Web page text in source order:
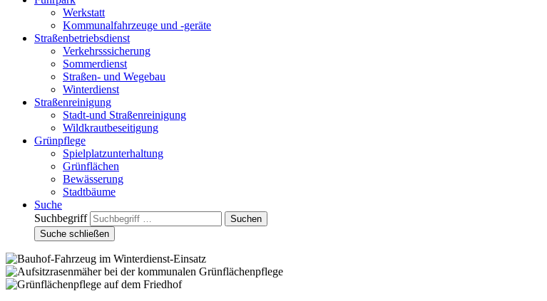
Werkstatt
Kommunalfahrzeuge und -geräte
Straßenbetriebsdienst
Verkehrsssicherung
Sommerdienst
Straßen- und Wegebau
Winterdienst
Straßenreinigung
Stadt-und Straßenreinigung
Wildkrautbeseitigung
Grünpflege
Spielplatzunterhaltung
Grünflächen
Bewässerung
Stadtbäume
Suche
Suchbegriff
Suche schließen